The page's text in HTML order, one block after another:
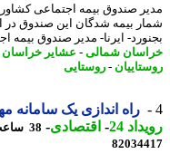
صندوق بیمه اجتماعی
ایرنا- مدیر صندوق بیمه
شمالی-عشایر خراسان
-روستایی
راه اندازی یک سامانه مهم
24
-اقتصادی-38 ساعت پیش - پنجشنبه 15 مرداد 1405، 10:42